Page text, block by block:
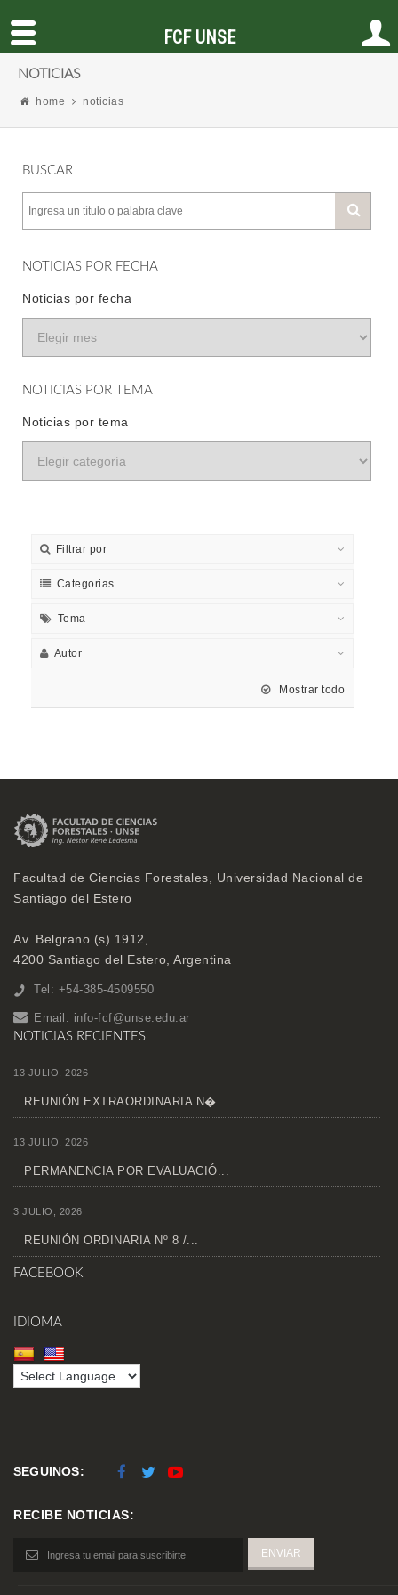
NOTICIAS
home noticias
BUSCAR
NOTICIAS POR FECHA
Noticias por fecha
NOTICIAS POR TEMA
Noticias por tema
Filtrar por
Categorias
Tema
Autor
Mostrar todo
Facultad de Ciencias Forestales, Universidad Nacional de
Santiago del Estero
Av. Belgrano (s) 1912,
4200 Santiago del Estero, Argentina
Tel: +54-385-4509550
Email: info-fcf@unse.edu.ar
NOTICIAS RECIENTES
13 JULIO, 2026
REUNIÓN EXTRAORDINARIA N�...
13 JULIO, 2026
PERMANENCIA POR EVALUACIÓ...
3 JULIO, 2026
REUNIÓN ORDINARIA Nº 8 /...
FACEBOOK
IDIOMA
SEGUINOS:
RECIBE NOTICIAS:
FCF UNSE